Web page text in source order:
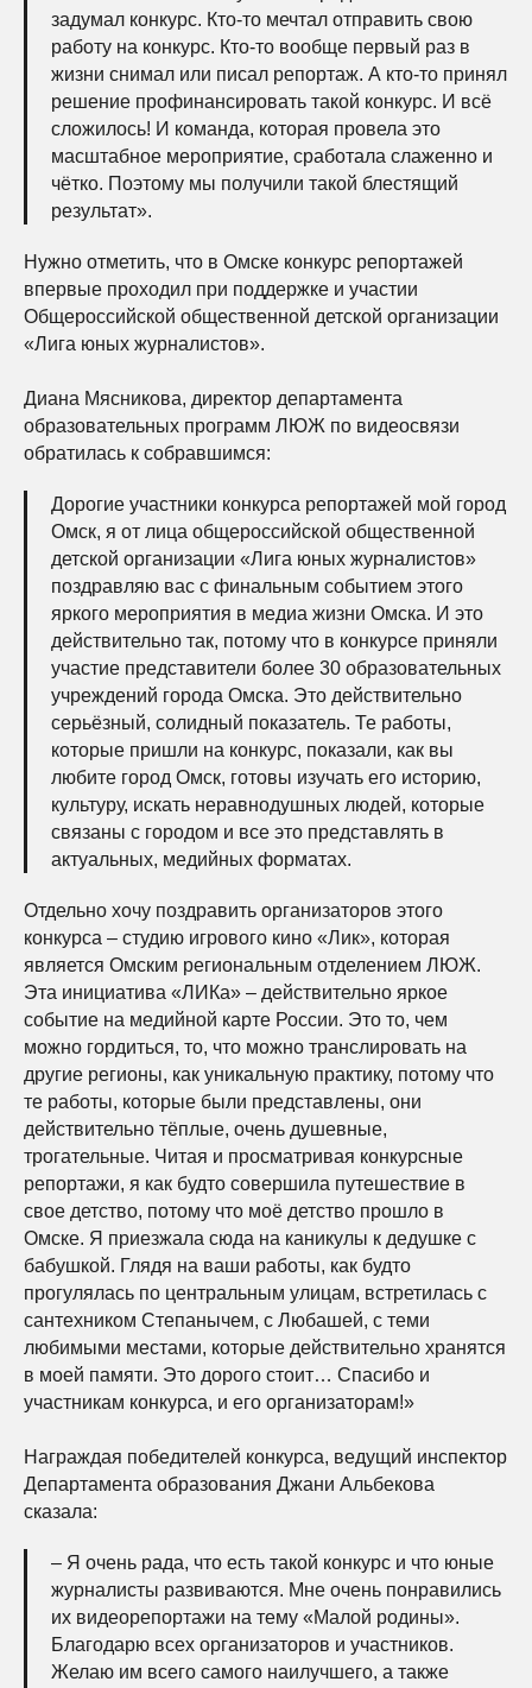
задумал конкурс. Кто-то мечтал отправить свою
работу на конкурс. Кто-то вообще первый раз в
жизни снимал или писал репортаж. А кто-то принял
решение профинансировать такой конкурс. И всё
сложилось! И команда, которая провела это
масштабное мероприятие, сработала слаженно и
чётко. Поэтому мы получили такой блестящий
результат».
Нужно отметить, что в Омске конкурс репортажей
впервые проходил при поддержке и участии
Общероссийской общественной детской организации
«Лига юных журналистов».
Диана Мясникова, директор департамента
образовательных программ ЛЮЖ по видеосвязи
обратилась к собравшимся:
Дорогие участники конкурса репортажей мой город
Омск, я от лица общероссийской общественной
детской организации «Лига юных журналистов»
поздравляю вас с финальным событием этого
яркого мероприятия в медиа жизни Омска. И это
действительно так, потому что в конкурсе приняли
участие представители более 30 образовательных
учреждений города Омска. Это действительно
серьёзный, солидный показатель. Те работы,
которые пришли на конкурс, показали, как вы
любите город Омск, готовы изучать его историю,
культуру, искать неравнодушных людей, которые
связаны с городом и все это представлять в
актуальных, медийных форматах.
Отдельно хочу поздравить организаторов этого
конкурса – студию игрового кино «Лик», которая
является Омским региональным отделением ЛЮЖ.
Эта инициатива «ЛИКа» – действительно яркое
событие на медийной карте России. Это то, чем
можно гордиться, то, что можно транслировать на
другие регионы, как уникальную практику, потому что
те работы, которые были представлены, они
действительно тёплые, очень душевные,
трогательные. Читая и просматривая конкурсные
репортажи, я как будто совершила путешествие в
свое детство, потому что моё детство прошло в
Омске. Я приезжала сюда на каникулы к дедушке с
бабушкой. Глядя на ваши работы, как будто
прогулялась по центральным улицам, встретилась с
сантехником Степанычем, с Любашей, с теми
любимыми местами, которые действительно хранятся
в моей памяти. Это дорого стоит… Спасибо и
участникам конкурса, и его организаторам!»
Награждая победителей конкурса, ведущий инспектор
Департамента образования Джани Альбекова
сказала:
– Я очень рада, что есть такой конкурс и что юные
журналисты развиваются. Мне очень понравились
их видеорепортажи на тему «Малой родины».
Благодарю всех организаторов и участников.
Желаю им всего самого наилучшего, а также